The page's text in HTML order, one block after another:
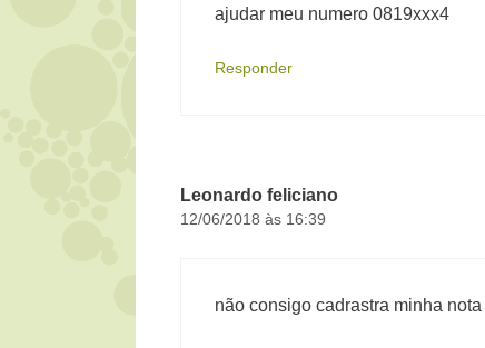
ajudar meu numero 0819xxx4
Responder
Leonardo feliciano
12/06/2018 às 16:39
não consigo cadrastra minha